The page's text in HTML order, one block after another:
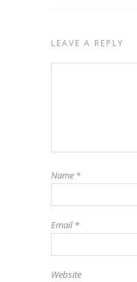
LEAVE A REPLY
Name *
Email*
Website